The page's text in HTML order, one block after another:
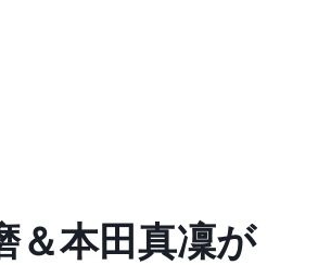
別れ」発言を
＆本田真凜が